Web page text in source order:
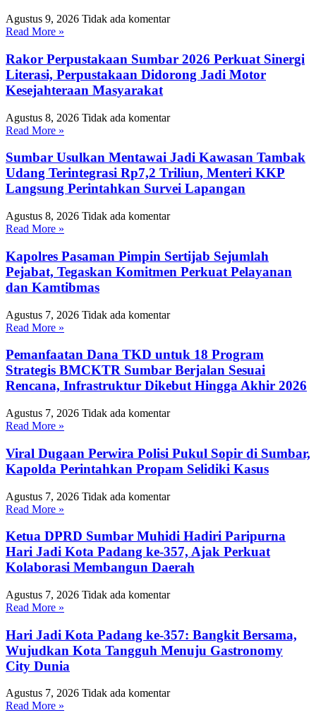
Agustus 9, 2026 Tidak ada komentar
Read More »
Rakor Perpustakaan Sumbar 2026 Perkuat Sinergi
Literasi, Perpustakaan Didorong Jadi Motor
Kesejahteraan Masyarakat
Agustus 8, 2026 Tidak ada komentar
Read More »
Sumbar Usulkan Mentawai Jadi Kawasan Tambak
Udang Terintegrasi Rp7,2 Triliun, Menteri KKP
Langsung Perintahkan Survei Lapangan
Agustus 8, 2026 Tidak ada komentar
Read More »
Kapolres Pasaman Pimpin Sertijab Sejumlah
Pejabat, Tegaskan Komitmen Perkuat Pelayanan
dan Kamtibmas
Agustus 7, 2026 Tidak ada komentar
Read More »
Pemanfaatan Dana TKD untuk 18 Program
Strategis BMCKTR Sumbar Berjalan Sesuai
Rencana, Infrastruktur Dikebut Hingga Akhir 2026
Agustus 7, 2026 Tidak ada komentar
Read More »
Viral Dugaan Perwira Polisi Pukul Sopir di Sumbar,
Kapolda Perintahkan Propam Selidiki Kasus
Agustus 7, 2026 Tidak ada komentar
Read More »
Ketua DPRD Sumbar Muhidi Hadiri Paripurna
Hari Jadi Kota Padang ke-357, Ajak Perkuat
Kolaborasi Membangun Daerah
Agustus 7, 2026 Tidak ada komentar
Read More »
Hari Jadi Kota Padang ke-357: Bangkit Bersama,
Wujudkan Kota Tangguh Menuju Gastronomy
City Dunia
Agustus 7, 2026 Tidak ada komentar
Read More »